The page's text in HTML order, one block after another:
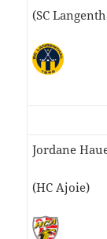
(SC
Jordane
(HC Ajoie)